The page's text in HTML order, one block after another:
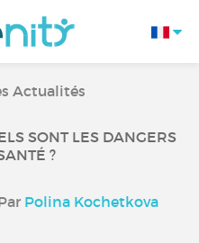
Actualités
SONT LES DANGERS
?
Polina Kochetkova